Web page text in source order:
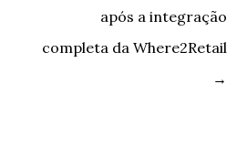
após a integração
completa da Where2Retail
→